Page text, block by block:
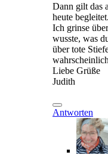
Dann gilt das
heute begleitet.
Ich grinse
wusste, was
über tote
Liebe Grüße
Judith
Antworten